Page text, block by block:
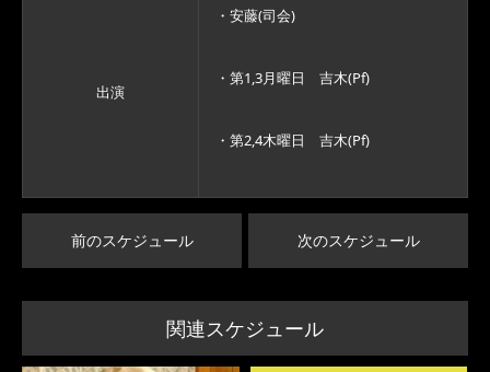
出演
・安藤(司会)
・第1,3月曜日 吉木(Pf)
・第2,4木曜日 吉木(Pf)
前のスケジュール 次のスケジュール
関連スケジュール